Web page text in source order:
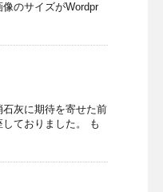
のサイズがWordpr
灰に期待を寄せた前
ておりました。 も